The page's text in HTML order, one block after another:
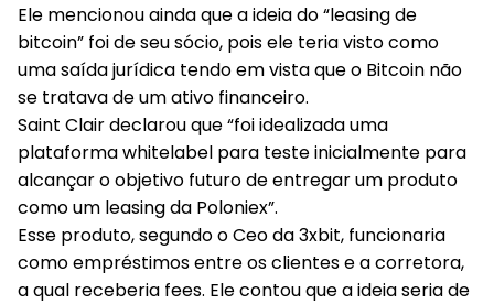
Ele mencionou ainda que a ideia do “leasing de
bitcoin” foi de seu sócio, pois ele teria visto como
uma saída jurídica tendo em vista que o Bitcoin não
se tratava de um ativo financeiro.
Saint Clair declarou que “foi idealizada uma
plataforma whitelabel para teste inicialmente para
alcançar o objetivo futuro de entregar um produto
como um leasing da Poloniex”.
Esse produto, segundo o Ceo da 3xbit, funcionaria
como empréstimos entre os clientes e a corretora,
a qual receberia fees. Ele contou que a ideia seria de